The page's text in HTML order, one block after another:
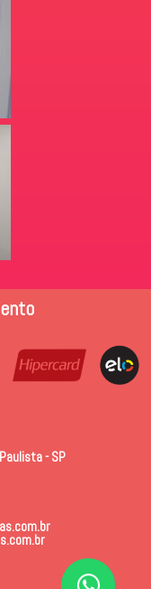
- SP